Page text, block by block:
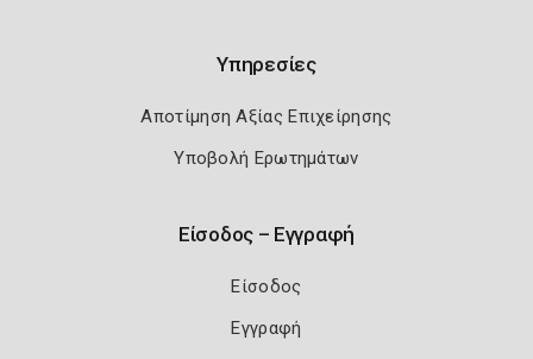
Υπηρεσίες
Αποτίμηση Αξίας Επιχείρησης
Υποβολή Ερωτημάτων
Είσοδος – Εγγραφή
Είσοδος
Εγγραφή